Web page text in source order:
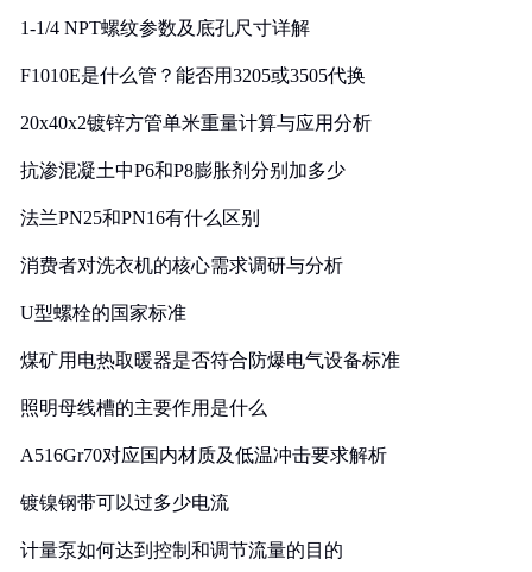
1-1/4 NPT螺纹参数及底孔尺寸详解
F1010E是什么管？能否用3205或3505代换
20x40x2镀锌方管单米重量计算与应用分析
抗渗混凝土中P6和P8膨胀剂分别加多少
法兰PN25和PN16有什么区别
消费者对洗衣机的核心需求调研与分析
U型螺栓的国家标准
煤矿用电热取暖器是否符合防爆电气设备标准
照明母线槽的主要作用是什么
A516Gr70对应国内材质及低温冲击要求解析
镀镍钢带可以过多少电流
计量泵如何达到控制和调节流量的目的